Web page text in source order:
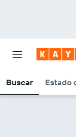
Buscar Estado